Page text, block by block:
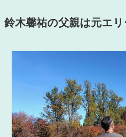
鈴木馨祐の父親は元エ